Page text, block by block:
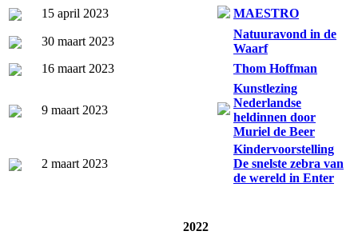
15 april 2023
MAESTRO
30 maart 2023
Natuuravond in de
Waarf
16 maart 2023
Thom Hoffman
9 maart 2023
Kunstlezing
Nederlandse
heldinnen door
Muriel de Beer
2 maart 2023
Kindervoorstelling
De snelste zebra van
de wereld in Enter
2022